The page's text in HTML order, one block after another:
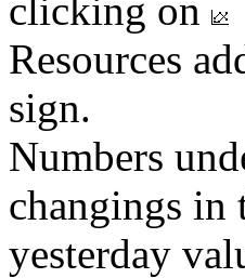
clicking on
Resources
sign.
Numbers
changings in
yesterday